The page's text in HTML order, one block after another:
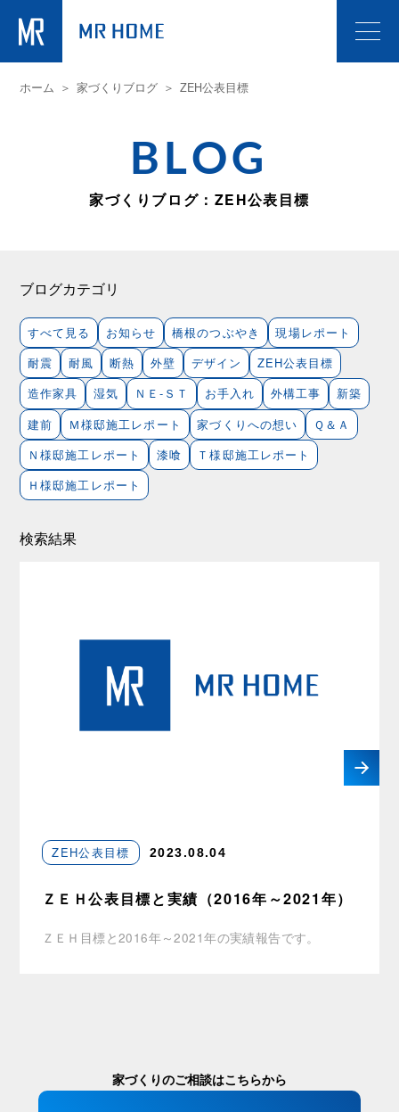
ホーム 家づくりブログ ZEH公表目標
BLOG
家づくりブログ：ZEH公表目標
ブログカテゴリ
すべて見る お知らせ 橋根のつぶやき
現場レポート
耐震
耐風 断熱 外壁 デザイン
ZEH公表目標
造作家具
湿気 ＮＥ-ＳＴ お手入れ 外構工事
新築
建前
Ｍ様邸施工レポート 家づくりへの想い
Ｑ＆Ａ
Ｎ様邸施工レポート
漆喰
Ｔ様邸施工レポート
Ｈ様邸施工レポート
検索結果
ZEH公表目標 2023.08.04
ＺＥＨ公表目標と実績（2016年～2021年）
ＺＥＨ目標と2016年～2021年の実績報告です。
家づくりのご相談はこちらから